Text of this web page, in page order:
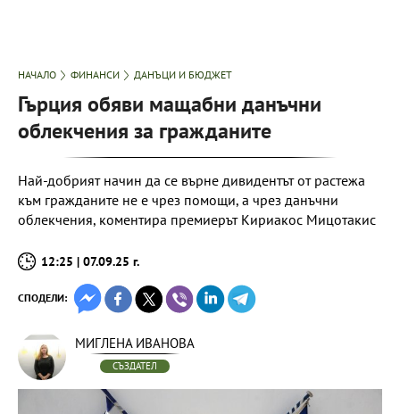
НАЧАЛО ФИНАНСИ ДАНЪЦИ И БЮДЖЕТ
Гърция обяви мащабни данъчни
облекчения за гражданите
Най-добрият начин да се върне дивидентът от растежа
към гражданите не е чрез помощи, а чрез данъчни
облекчения, коментира премиерът Кириакос Мицотакис
12:25 | 07.09.25 г.
СПОДЕЛИ:
МИГЛЕНА ИВАНОВА
СЪЗДАТЕЛ